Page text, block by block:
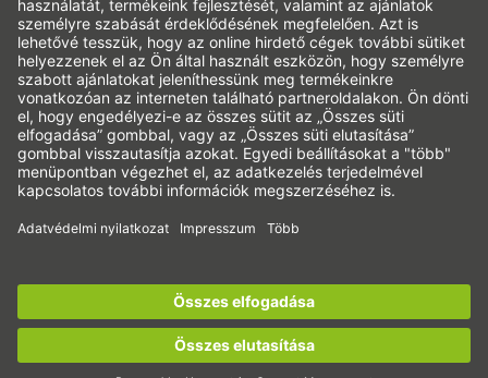
mindig jól tájékozott!
Regisztráljon most!
Pick&Place
Lineáris mozgatás / anyagmozgatás
Marás/forgácsolás
Vágás
Méretező szoftver
CAD-konfigurátor és CAD-modellek
Letöltések
Oktatás